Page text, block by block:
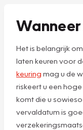
Het is belangrijk
laten keuren voor
keuring mag u de
riskeert u een
komt die u
vervaldatum is